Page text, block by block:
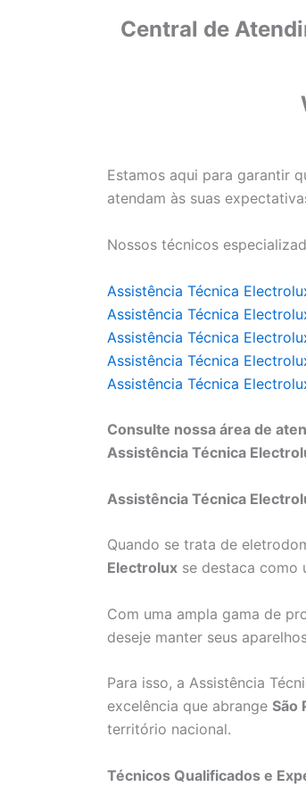
Central de
Estamos aqui para garantir
atendam às suas
Nossos técnicos
Assistência Técnica
Assistência Técnica
Assistência Técnica
Assistência Técnica
Assistência Técnica
Consulte nossa área de
Assistência Técnica
Assistência Técnica
Quando se trata de
Electrolux se destaca como
Com uma ampla gama de
deseje manter seus
Para isso, a Assistência
excelência que abrange São
território nacional.
Técnicos Qualificados e